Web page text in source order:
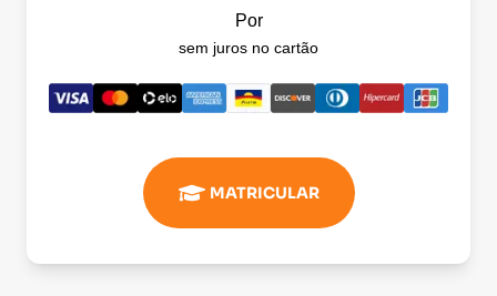
Por
sem juros no cartão
MATRICULAR